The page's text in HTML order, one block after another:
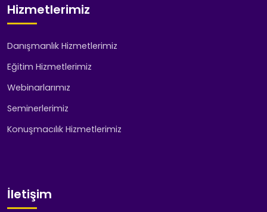
Hizmetlerimiz
Danışmanlık Hizmetlerimiz
Eğitim Hizmetlerimiz
Webinarlarımız
Seminerlerimiz
Konuşmacılık Hizmetlerimiz
İletişim